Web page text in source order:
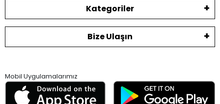
Kategoriler
Bize Ulaşın
Mobil Uygulamalarımız